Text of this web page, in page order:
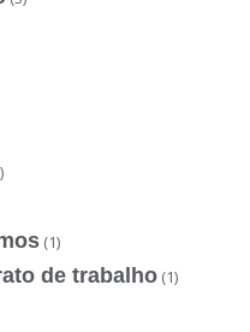
(1)
de trabalho (1)